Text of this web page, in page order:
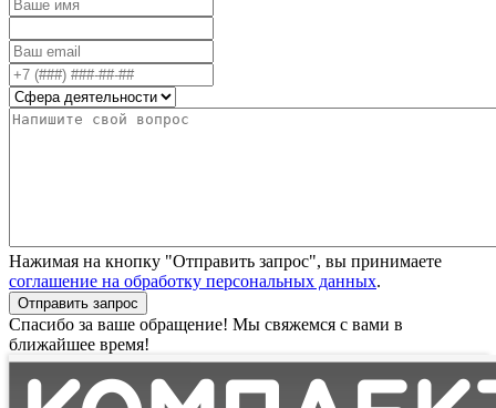
Нажимая на кнопку "Отправить запрос", вы принимаете
соглашение на обработку персональных данных.
Отправить запрос
Спасибо за ваше обращение! Мы свяжемся с вами в
ближайшее время!